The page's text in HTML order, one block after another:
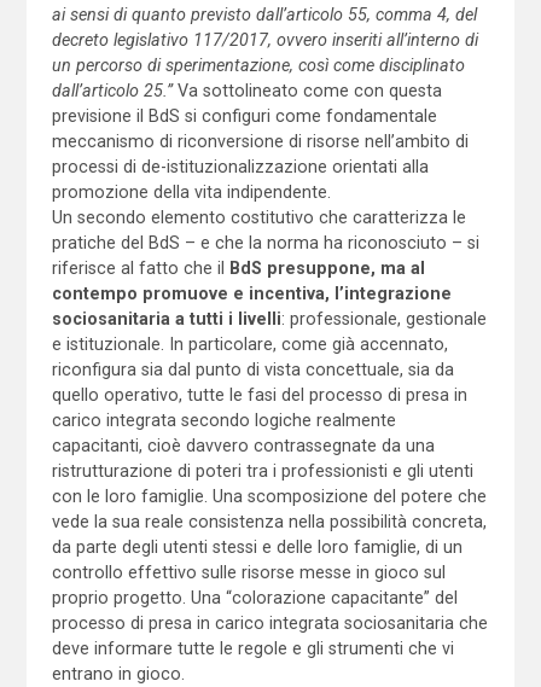
ai sensi di quanto previsto dall’articolo 55, comma 4, del
decreto legislativo 117/2017, ovvero inseriti all’interno di
un percorso di sperimentazione, così come disciplinato
dall’articolo 25.”Va sottolineato come con questa
previsione il BdS si configuri come fondamentale
meccanismo di riconversione di risorse nell’ambito di
processi di de-istituzionalizzazione orientati alla
promozione della vita indipendente.
Un secondo elemento costitutivo che caratterizza le
pratiche del BdS – e che la norma ha riconosciuto – si
riferisce al fatto che il
BdS presuppone, ma al
contempo promuove e incentiva, l’integrazione
sociosanitaria a tutti i livelli: professionale, gestionale
e istituzionale. In particolare, come già accennato,
riconfigura sia dal punto di vista concettuale, sia da
quello operativo, tutte le fasi del processo di presa in
carico integrata secondo logiche realmente
capacitanti, cioè davvero contrassegnate da una
ristrutturazione di poteri tra i professionisti e gli utenti
con le loro famiglie. Una scomposizione del potere che
vede la sua reale consistenza nella possibilità concreta,
da parte degli utenti stessi e delle loro famiglie, di un
controllo effettivo sulle risorse messe in gioco sul
proprio progetto. Una “colorazione capacitante” del
processo di presa in carico integrata sociosanitaria che
deve informare tutte le regole e gli strumenti che vi
entrano in gioco.